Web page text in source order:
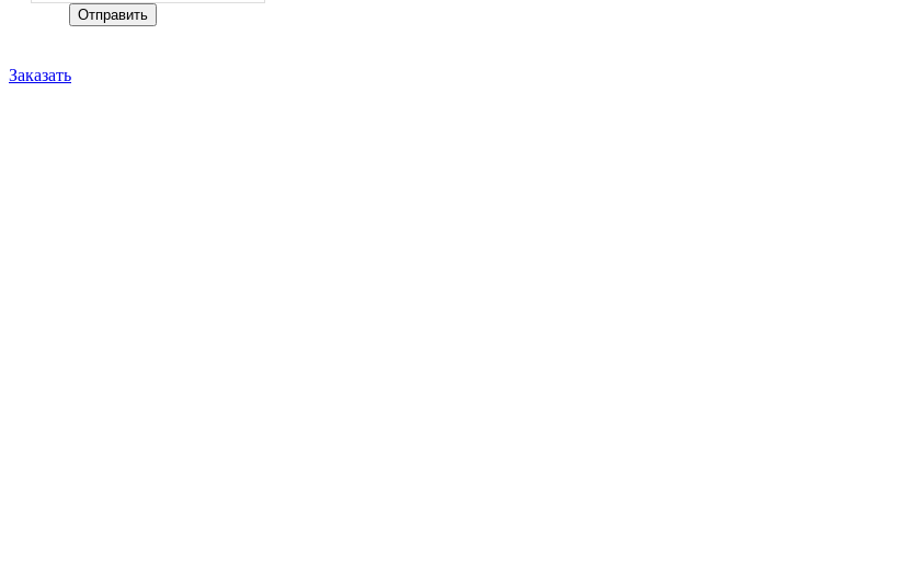
Заказать